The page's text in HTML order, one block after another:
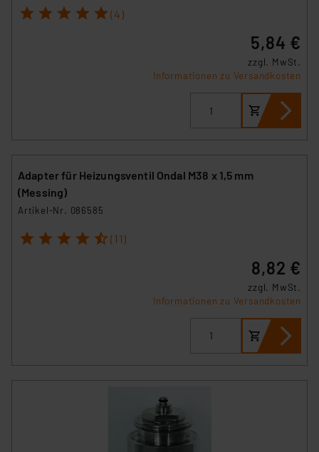
1 2 3 4 5 (4)
5,84 €
zzgl. MwSt.
Informationen zu Versandkosten
Adapter für Heizungsventil Ondal M38 x 1,5 mm
(Messing)
Artikel-Nr. 086585
1 2 3 4 5 (11)
8,82 €
zzgl. MwSt.
Informationen zu Versandkosten